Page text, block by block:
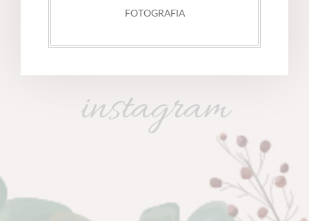
FOTOGRAFIA
instagram